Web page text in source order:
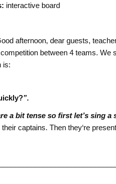
interactive board
afternoon, dear guests,
between 4 teams. We
is:
”.
a bit tense so first let’s sing a
captains. Then they‘re